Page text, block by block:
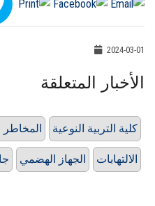
2024-03-01
الأخبار المتعلقة
المخاطر كلية التربية النوعية
الجهاز الهضمي الالتهابات